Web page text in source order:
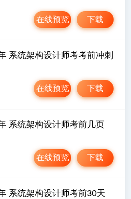
下载
在线预览
系统架构设计师考考前冲刺
下载
在线预览
系统架构设计师考前几页
下载
在线预览
系统架构设计师考前30天